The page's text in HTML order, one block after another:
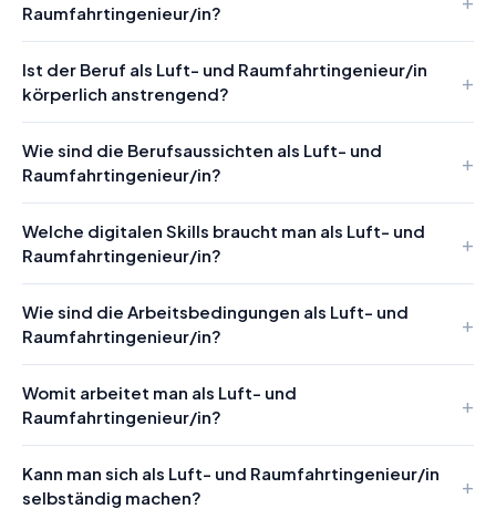
Raumfahrtingenieur/in?
Ist der Beruf als Luft- und Raumfahrtingenieur/in
körperlich anstrengend?
Wie sind die Berufsaussichten als Luft- und
Raumfahrtingenieur/in?
Welche digitalen Skills braucht man als Luft- und
Raumfahrtingenieur/in?
Wie sind die Arbeitsbedingungen als Luft- und
Raumfahrtingenieur/in?
Womit arbeitet man als Luft- und
Raumfahrtingenieur/in?
Kann man sich als Luft- und Raumfahrtingenieur/in
selbständig machen?